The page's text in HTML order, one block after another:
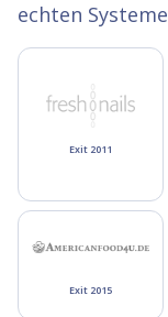
echten
Exit 2011
Exit 2015